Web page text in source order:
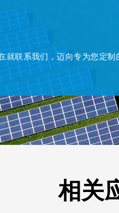
联系我们，迈向专为您定制
相关